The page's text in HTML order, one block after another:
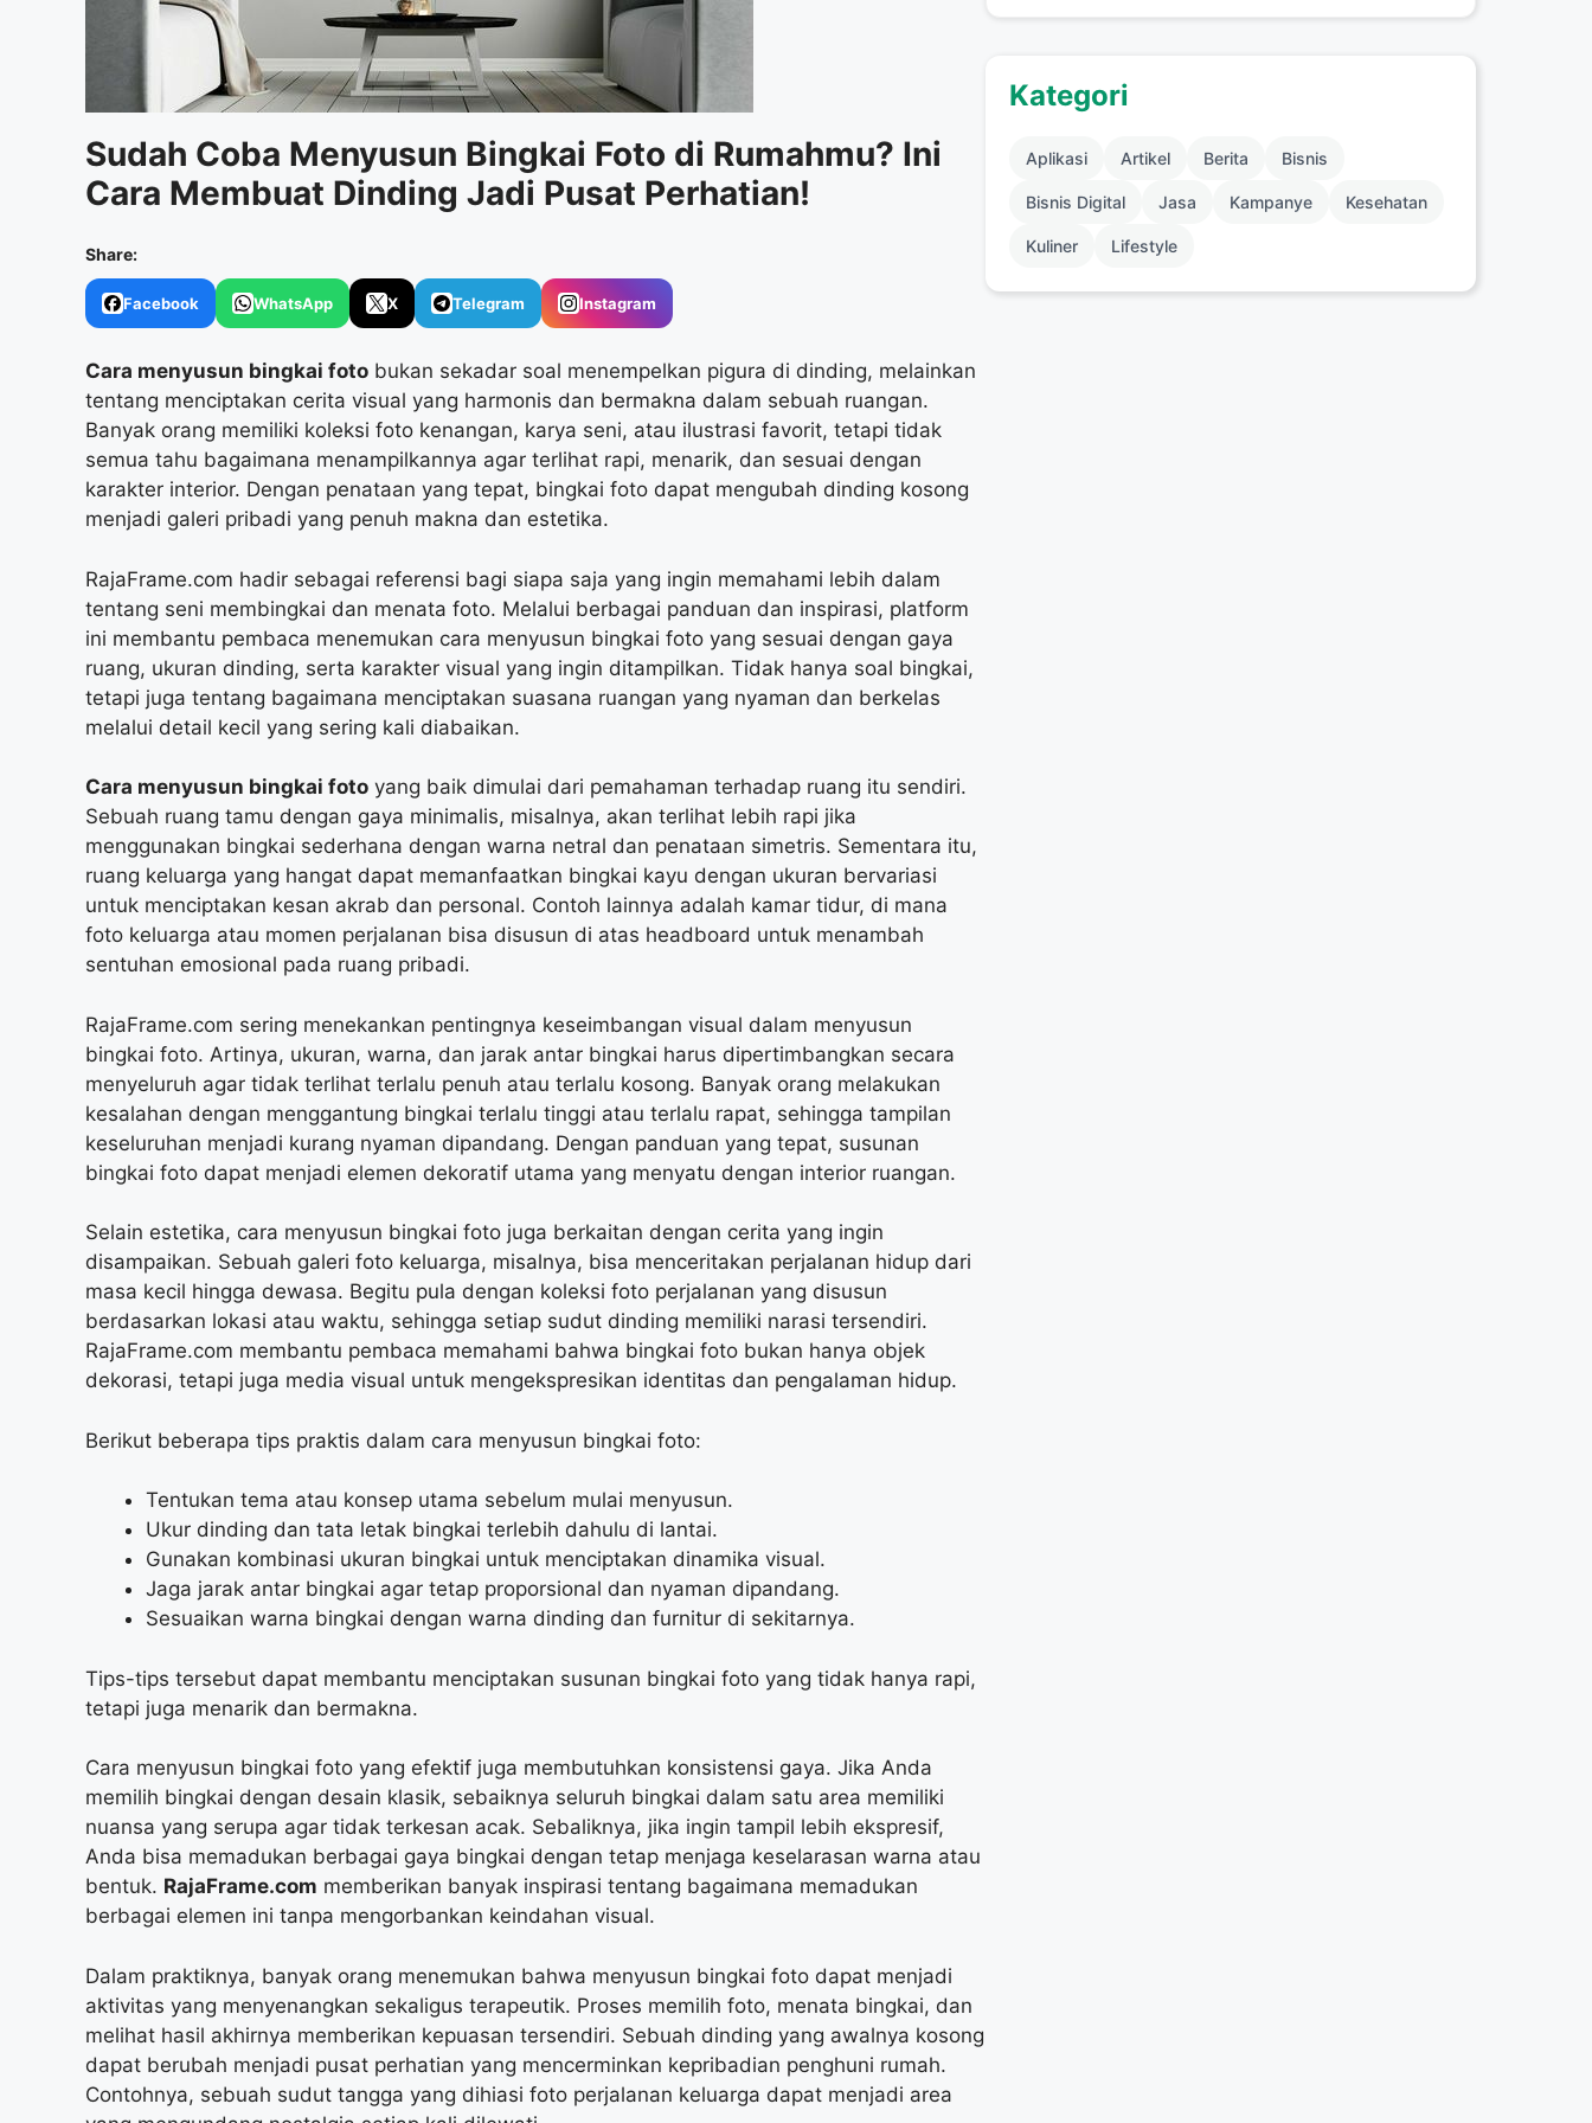
Sudah Coba Menyusun Bingkai Foto di Rumahmu? Ini
Cara Membuat Dinding Jadi Pusat Perhatian!
Share:
Facebook WhatsApp X Telegram Instagram
Cara menyusun bingkai foto bukan sekadar soal menempelkan pigura di dinding, melainkan
tentang menciptakan cerita visual yang harmonis dan bermakna dalam sebuah ruangan.
Banyak orang memiliki koleksi foto kenangan, karya seni, atau ilustrasi favorit, tetapi tidak
semua tahu bagaimana menampilkannya agar terlihat rapi, menarik, dan sesuai dengan
karakter interior. Dengan penataan yang tepat, bingkai foto dapat mengubah dinding kosong
menjadi galeri pribadi yang penuh makna dan estetika.
RajaFrame.com hadir sebagai referensi bagi siapa saja yang ingin memahami lebih dalam
tentang seni membingkai dan menata foto. Melalui berbagai panduan dan inspirasi, platform
ini membantu pembaca menemukan cara menyusun bingkai foto yang sesuai dengan gaya
ruang, ukuran dinding, serta karakter visual yang ingin ditampilkan. Tidak hanya soal bingkai,
tetapi juga tentang bagaimana menciptakan suasana ruangan yang nyaman dan berkelas
melalui detail kecil yang sering kali diabaikan.
Cara menyusun bingkai foto yang baik dimulai dari pemahaman terhadap ruang itu sendiri.
Sebuah ruang tamu dengan gaya minimalis, misalnya, akan terlihat lebih rapi jika
menggunakan bingkai sederhana dengan warna netral dan penataan simetris. Sementara itu,
ruang keluarga yang hangat dapat memanfaatkan bingkai kayu dengan ukuran bervariasi
untuk menciptakan kesan akrab dan personal. Contoh lainnya adalah kamar tidur, di mana
foto keluarga atau momen perjalanan bisa disusun di atas headboard untuk menambah
sentuhan emosional pada ruang pribadi.
RajaFrame.com sering menekankan pentingnya keseimbangan visual dalam menyusun
bingkai foto. Artinya, ukuran, warna, dan jarak antar bingkai harus dipertimbangkan secara
menyeluruh agar tidak terlihat terlalu penuh atau terlalu kosong. Banyak orang melakukan
kesalahan dengan menggantung bingkai terlalu tinggi atau terlalu rapat, sehingga tampilan
keseluruhan menjadi kurang nyaman dipandang. Dengan panduan yang tepat, susunan
bingkai foto dapat menjadi elemen dekoratif utama yang menyatu dengan interior ruangan.
Selain estetika, cara menyusun bingkai foto juga berkaitan dengan cerita yang ingin
disampaikan. Sebuah galeri foto keluarga, misalnya, bisa menceritakan perjalanan hidup dari
masa kecil hingga dewasa. Begitu pula dengan koleksi foto perjalanan yang disusun
berdasarkan lokasi atau waktu, sehingga setiap sudut dinding memiliki narasi tersendiri.
RajaFrame.com membantu pembaca memahami bahwa bingkai foto bukan hanya objek
dekorasi, tetapi juga media visual untuk mengekspresikan identitas dan pengalaman hidup.
Berikut beberapa tips praktis dalam cara menyusun bingkai foto:
Tentukan tema atau konsep utama sebelum mulai menyusun.
Ukur dinding dan tata letak bingkai terlebih dahulu di lantai.
Gunakan kombinasi ukuran bingkai untuk menciptakan dinamika visual.
Jaga jarak antar bingkai agar tetap proporsional dan nyaman dipandang.
Sesuaikan warna bingkai dengan warna dinding dan furnitur di sekitarnya.
Tips-tips tersebut dapat membantu menciptakan susunan bingkai foto yang tidak hanya rapi,
tetapi juga menarik dan bermakna.
Cara menyusun bingkai foto yang efektif juga membutuhkan konsistensi gaya. Jika Anda
memilih bingkai dengan desain klasik, sebaiknya seluruh bingkai dalam satu area memiliki
nuansa yang serupa agar tidak terkesan acak. Sebaliknya, jika ingin tampil lebih ekspresif,
Anda bisa memadukan berbagai gaya bingkai dengan tetap menjaga keselarasan warna atau
bentuk. RajaFrame.com memberikan banyak inspirasi tentang bagaimana memadukan
berbagai elemen ini tanpa mengorbankan keindahan visual.
Dalam praktiknya, banyak orang menemukan bahwa menyusun bingkai foto dapat menjadi
aktivitas yang menyenangkan sekaligus terapeutik. Proses memilih foto, menata bingkai, dan
melihat hasil akhirnya memberikan kepuasan tersendiri. Sebuah dinding yang awalnya kosong
dapat berubah menjadi pusat perhatian yang mencerminkan kepribadian penghuni rumah.
Contohnya, sebuah sudut tangga yang dihiasi foto perjalanan keluarga dapat menjadi area
Kategori
Aplikasi Artikel Berita Bisnis
Bisnis Digital Jasa Kampanye Kesehatan
Kuliner Lifestyle